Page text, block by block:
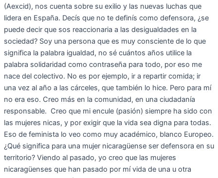
(Aexcid), nos cuenta sobre su exilio y las nuevas luchas que
lidera en España. Decís que no te definís como defensora, ¿se
puede decir que sos reaccionaria a las desigualdades en la
sociedad? Soy una persona que es muy consciente de lo que
significa la palabra igualdad, no sé cuántos años utilice la
palabra solidaridad como contraseña para todo, por eso me
nace del colectivo. No es por ejemplo, ir a repartir comida; ir
una vez al año a las cárceles, que también lo hice. Pero para mí
no era eso. Creo más en la comunidad, en una ciudadanía
responsable. Creo que mi encule (pasión) siempre ha sido con
las mujeres nicas, y por exigir que la vida sea digna para todas.
Eso de feminista lo veo como muy académico, blanco Europeo.
¿Qué significa para una mujer nicaragüense ser defensora en su
territorio? Viendo al pasado, yo creo que las mujeres
nicaragüenses que han pasado por mí vida de una u otra